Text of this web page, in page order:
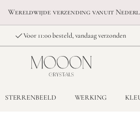
Wereldwijde verzending vanuit
Voor 11:00 besteld, vandaag verzonden
STERRENBEELD WERKING